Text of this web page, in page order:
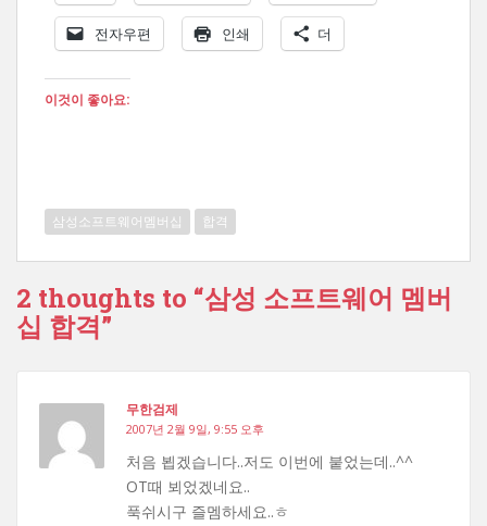
전자우편 인쇄 더
이것이 좋아요:
삼성소프트웨어멤버십 합격
2 thoughts to “삼성 소프트웨어 멤버
십 합격”
무한검제
2007년 2월 9일, 9:55 오후
처음 뵙겠습니다..저도 이번에 붙었는데..^^
OT때 뵈었겠네요..
푹쉬시구 즐멤하세요..ㅎ